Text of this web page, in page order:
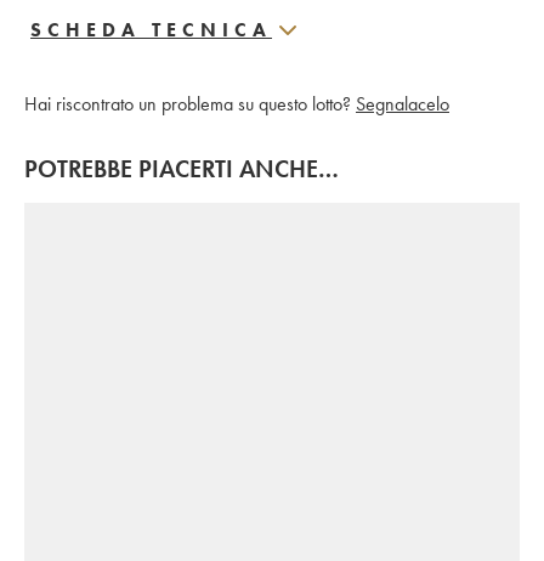
SCHEDA TECNICA
Hai riscontrato un problema su questo lotto? Segnalacelo
POTREBBE PIACERTI ANCHE…